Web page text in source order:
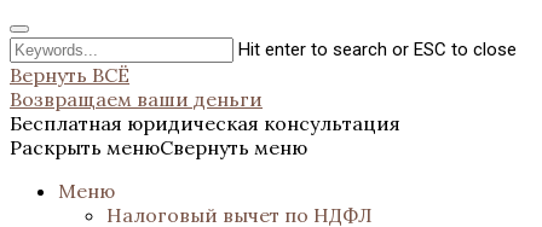
Hit enter to search or ESC to close
Вернуть ВСЁ
Возвращаем ваши деньги
Бесплатная юридическая консультация
Раскрыть менюСвернуть меню
Меню
Налоговый вычет по НДФЛ